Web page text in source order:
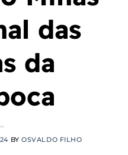
das
da
BYOSVALDO FILHO